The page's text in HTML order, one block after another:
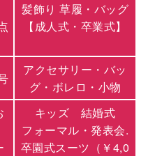
髪飾り 草履・バッグ
【成人式・卒業式】
アクセサリー・バッ
グ・ボレロ・小物
キッズ 結婚式
フォーマル・発表会.
卒園式スーツ（￥4,0